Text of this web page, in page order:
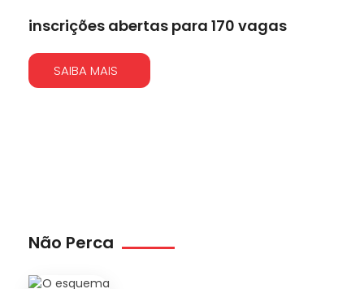
inscrições abertas para 170 vagas
SAIBA MAIS
Não Perca